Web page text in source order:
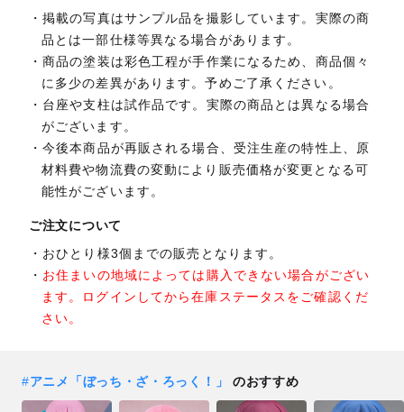
掲載の写真はサンプル品を撮影しています。実際の商
品とは一部仕様等異なる場合があります。
商品の塗装は彩色工程が手作業になるため、商品個々
に多少の差異があります。予めご了承ください。
台座や支柱は試作品です。実際の商品とは異なる場合
がございます。
今後本商品が再販される場合、受注生産の特性上、原
材料費や物流費の変動により販売価格が変更となる可
能性がございます。
ご注文について
おひとり様3個までの販売となります。
お住まいの地域によっては購入できない場合がござい
ます。ログインしてから在庫ステータスをご確認くだ
さい。
#アニメ「ぼっち・ざ・ろっく！」 のおすすめ